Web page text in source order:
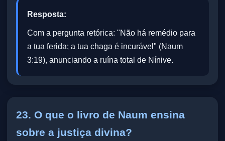
Resposta:
Com a pergunta retórica: "Não há remédio para
a tua ferida; a tua chaga é incurável" (Naum
3:19), anunciando a ruína total de Nínive.
23. O que o livro de Naum ensina
sobre a justiça divina?